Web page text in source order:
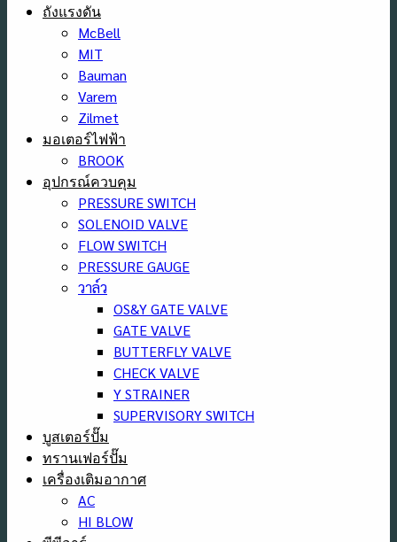
ถังแรงดัน
McBell
MIT
Bauman
Varem
Zilmet
มอเตอร์ไฟฟ้า
BROOK
อุปกรณ์ควบคุม
PRESSURE SWITCH
SOLENOID VALVE
FLOW SWITCH
PRESSURE GAUGE
วาล์ว
OS&Y GATE VALVE
GATE VALVE
BUTTERFLY VALVE
CHECK VALVE
Y STRAINER
SUPERVISORY SWITCH
บูสเตอร์ปั๊ม
ทรานเฟอร์ปั๊ม
เครื่องเติมอากาศ
AC
HI BLOW